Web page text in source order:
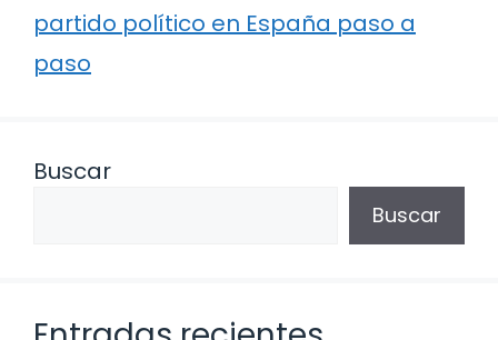
partido político en España paso a
paso
Buscar
Buscar